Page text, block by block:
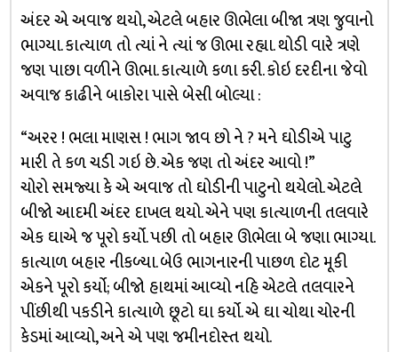
અંદર એ અવાજ થયો, એટલે બહાર ઊભેલા બીજા ત્રણ જુવાનો
ભાગ્યા. કાત્યાળ તો ત્યાં ને ત્યાં જ ઊભા રહ્યા. થોડી વારે ત્રણે
જણ પાછા વળીને ઊભા. કાત્યાળે કળા કરી. કોઇ દરદીના જેવો
અવાજ કાઢીને બાકોરા પાસે બેસી બોલ્યા :
“અરર ! ભલા માણસ ! ભાગ જાવ છો ને ? મને ઘોડીએ પાટુ
મારી તે કળ ચડી ગઇ છે. એક જણ તો અંદર આવો !”
ચોરો સમજ્યા કે એ અવાજ તો ઘોડીની પાટુનો થયેલો. એટલે
બીજો આદમી અંદર દાખલ થયો. એને પણ કાત્યાળની તલવારે
એક ઘાએ જ પૂરો કર્યો. પછી તો બહાર ઊભેલા બે જણા ભાગ્યા.
કાત્યાળ બહાર નીકળ્યા. બેઉ ભાગનારની પાછળ દોટ મૂકી
એકને પૂરો કર્યો; બીજો હાથમાં આવ્યો નહિ એટલે તલવારને
પીંછીથી પકડીને કાત્યાળે છૂટો ઘા કર્યો. એ ઘા ચોથા ચોરની
કેડમાં આવ્યો, અને એ પણ જમીનદોસ્ત થયો.